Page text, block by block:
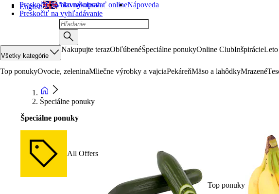
Preskočiť na hlavný obsah
Preskočiť na vyhľadávanie
English Ako nakupovať onlineNápoveda
Všetky kategórie
Nakupujte terazObľúbenéŠpeciálne ponukyOnline ClubInšpirácieLeto
Top ponukyOvocie, zeleninaMliečne výrobky a vajciaPekáreňMäso a lahôdkyMrazené
Špeciálne ponuky
Špeciálne ponuky
All Offers
Top ponuky